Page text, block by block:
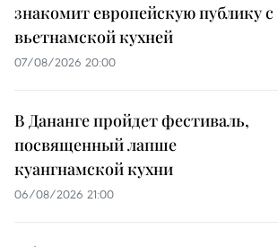
знакомит европейскую публику с
вьетнамской кухней
07/08/2026 20:00
В Дананге пройдет фестиваль,
посвященный лапше
куангнамской кухни
06/08/2026 21:00